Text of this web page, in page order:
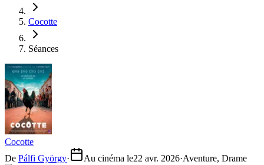
Cocotte
Séances
Cocotte
De Pálfi György· Au cinéma le22 avr. 2026·Aventure, Drame